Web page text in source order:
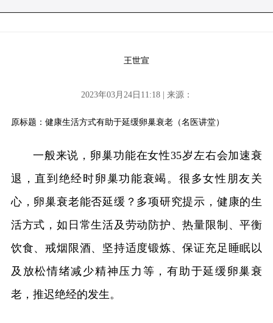
王世宣
2023年03月24日11:18 | 来源：
原标题：健康生活方式有助于延缓卵巢衰老（名医讲堂）
一般来说，卵巢功能在女性35岁左右会加速衰
退，直到绝经时卵巢功能衰竭。很多女性朋友关
心，卵巢衰老能否延缓？多项研究提示，健康的生
活方式，如日常生活及劳动防护、热量限制、平衡
饮食、戒烟限酒、坚持适度锻炼、保证充足睡眠以
及放松情绪减少精神压力等，有助于延缓卵巢衰
老，推迟绝经的发生。